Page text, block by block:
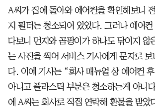
A씨가 집에 돌아와 에어컨을 확인해보니
지 필터는 청소되어 있었다. 그러나 에어컨
다보니 먼지와 곰팡이가 하나도 닦이지 않
는 사진을 찍어 서비스 기사에게 문자로 보
다. 이에 기사는 “회사 매뉴얼 상 에어컨 후
아니고 플라스틱 부분은 청소하는게 아니
에 A씨는 회사로 직접 연락해 환불을 받았